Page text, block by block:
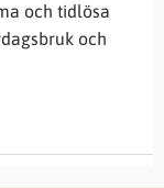
och tidlösa
och